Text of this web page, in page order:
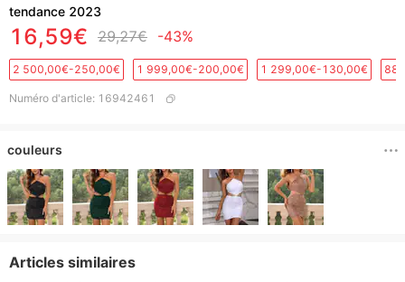
tendance 2023
16,59€ 29,27€ -43%
2 500,00€-250,00€ 1 999,00€-200,00€ 1 299,00€-130,00€
Numéro d'article: 16942461
couleurs
Articles similaires